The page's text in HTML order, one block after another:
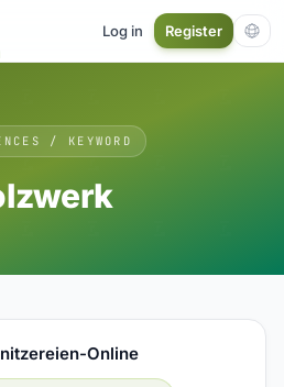
Log in Register
/ KEYWORD
Online